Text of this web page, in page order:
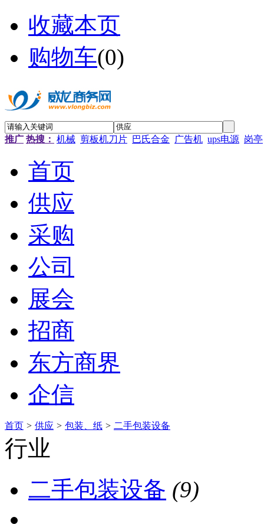
收藏本页
购物车(0)
推广 热搜： 机械 剪板机刀片 巴氏合金 广告机 ups电源 岗亭
首页
供应
采购
公司
展会
招商
东方商界
企信
首页 > 供应 > 包装、纸 > 二手包装设备
行业
二手包装设备 (9)